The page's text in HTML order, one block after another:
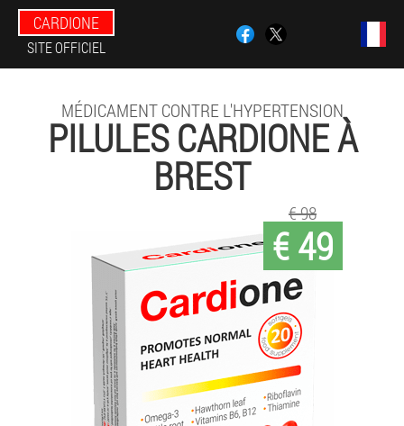
CARDIONE
SITE OFFICIEL
MÉDICAMENT CONTRE L'HYPERTENSION
PILULES CARDIONE À
BREST
€ 49
€ 98